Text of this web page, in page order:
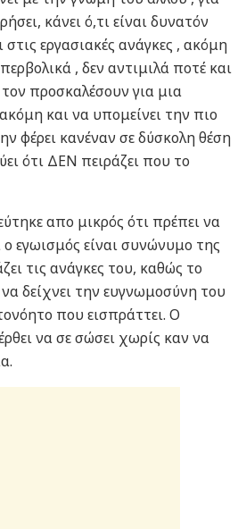
κάνει ό,τι είναι δυνατόν
στις εργασιακές ανάγκες , ακόμη
, δεν αντιμιλά ποτέ και
προσκαλέσουν για μια
και να υπομείνει την πιο
φέρει κανέναν σε δύσκολη θέση
ότι ΔΕΝ πειράζει που το
απο μικρός ότι πρέπει να
ο εγωισμός είναι συνώνυμο της
τις ανάγκες του, καθώς το
δείχνει την ευγνωμοσύνη του
που εισπράττει. Ο
να σε σώσει χωρίς καν να